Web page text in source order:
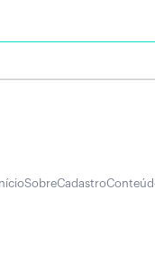
InícioSobreCadastro